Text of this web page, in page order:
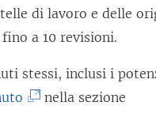
di lavoro e delle
a 10 revisioni.
stessi, inclusi i
(
nella sezione